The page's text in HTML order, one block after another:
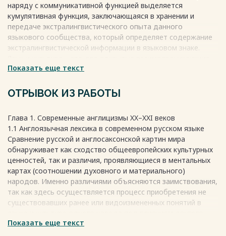
наряду с коммуникативной функцией выделяется
кумулятивная функция, заключающаяся в хранении и
передаче экстралингвистического опыта данного
языкового сообщества, который определяет содержание
экстралингвистической информации в языковом знаке.
семиотические системы. Кроме влияния, которое они
стороны других культур и языков, привносящее некий хаос
отражающие различные аспекты культурной жизни
человека, такие как массовая культура, материальная
культура, мировая культура, мифология, модернизация и
другие. Эти термины отражают различные формы
культурной деятельности, такие как искусство, литература,
религия и другие, и помогают понимать культурные
особенности различных обществ.
Весь текст будет доступенпосле покупки
Показать еще текст
ОТРЫВОК ИЗ РАБОТЫ
Глава 1. Современные англицизмы XX–XXI веков
1.1 Англоязычная лексика в современном русском языке
Сравнение русской и англосаксонской картин мира
обнаруживает как сходство общеевропейских культурных
ценностей, так и различия, проявляющиеся в ментальных
картах (соотношении духовного и материального)
народов. Именно различиями объясняются заимствования,
так как здесь осуществляется процесс приобретения не
существовавших ранее или видоизмененных понятий в
Оппозиционность духовного – материального
Показать еще текст